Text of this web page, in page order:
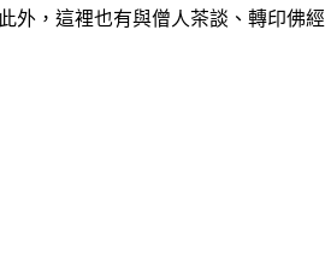
外，這裡也有與僧人茶談、轉印佛經